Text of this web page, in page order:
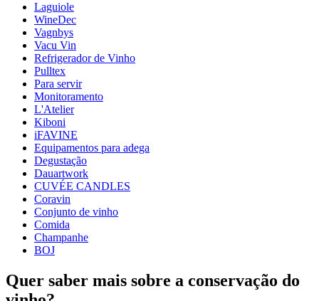
Dimensões (LxAxP cm)
Peso (kg)
Altura (cm)
Largura (cm)24
profundidade (cm)
Laguiole
WineDec
Vagnbys
Vacu Vin
Refrigerador de Vinho
Pulltex
Para servir
Monitoramento
L'Atelier
Kiboni
iFAVINE
Equipamentos para adega
Degustação
Dauartwork
CUVÉE CANDLES
Coravin
Conjunto de vinho
Comida
Champanhe
BOJ
Quer saber mais sobre a conservação do